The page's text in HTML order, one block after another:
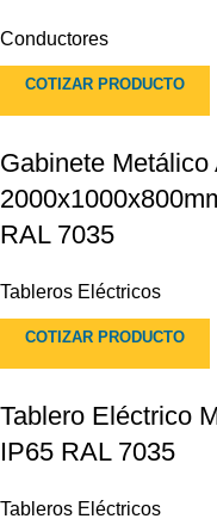
Conductores
COTIZAR PRODUCTO
Gabinete Metálico
RAL 7035
Tableros Eléctricos
COTIZAR PRODUCTO
Tablero Eléctrico
IP65 RAL 7035
Tableros Eléctricos